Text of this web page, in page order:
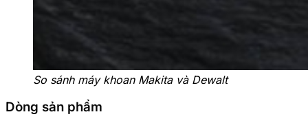
So sánh máy khoan Makita và Dewalt
Dòng sản phẩm